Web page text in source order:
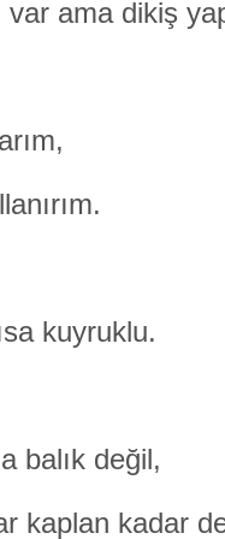
ama dikiş
kuyruklu.
balık değil,
kaplan kadar